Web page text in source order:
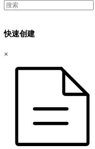
快速创建
×